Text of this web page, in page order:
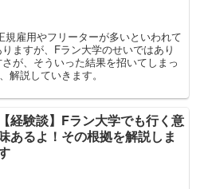
規雇用やフリーターが多いといわれて
ますが、Fラン大学のせいではあり
が、そういった結果を招いてしまっ
解説していきます。
【経験談】Fラン大学でも行く意
あるよ！その根拠を解説しま